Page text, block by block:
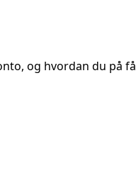
og hvordan du på få